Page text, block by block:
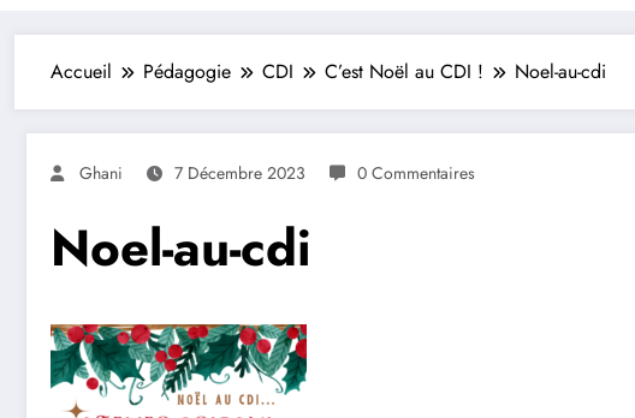
Accueil Pédagogie CDI C’est Noël au CDI ! Noel-au-cdi
Ghani 7 Décembre 2023 0 Commentaires
Noel-au-cdi